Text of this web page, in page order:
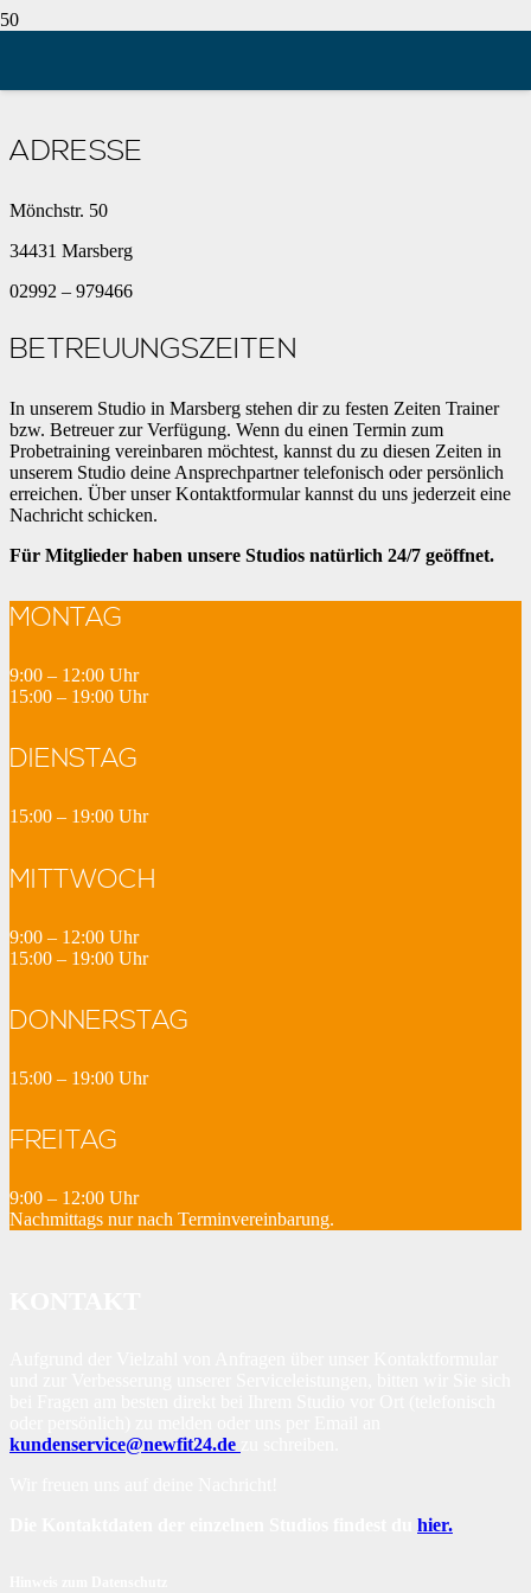
ADRESSE
Mönchstr. 50
34431 Marsberg
02992 – 979466
BETREUUNGSZEITEN
In unserem Studio in Marsberg stehen dir zu festen Zeiten Trainer
bzw. Betreuer zur Verfügung. Wenn du einen Termin zum
Probetraining vereinbaren möchtest, kannst du zu diesen Zeiten in
unserem Studio deine Ansprechpartner telefonisch oder persönlich
erreichen. Über unser Kontaktformular kannst du uns jederzeit eine
Nachricht schicken.
Für Mitglieder haben unsere Studios natürlich 24/7 geöffnet.
MONTAG
9:00 – 12:00 Uhr
15:00 – 19:00 Uhr
DIENSTAG
15:00 – 19:00 Uhr
MITTWOCH
9:00 – 12:00 Uhr
15:00 – 19:00 Uhr
DONNERSTAG
15:00 – 19:00 Uhr
FREITAG
9:00 – 12:00 Uhr
Nachmittags nur nach Terminvereinbarung.
kundenservice@newfit24.de
hier.